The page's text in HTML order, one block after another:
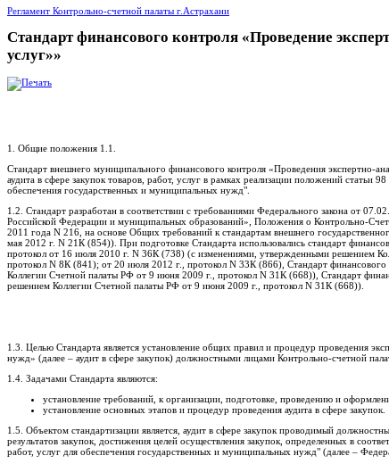
Регламент Контрольно-счетной палаты г.Астрахани
Стандарт финансового контроля «Проведение
услуг»»
1. Общие положения 1.1.
Стандарт внешнего муниципального финансового контроля «Проведения экспертно-
аудита в сфере закупок товаров, работ, услуг в рамках реализации положений статьи
обеспечения государственных и муниципальных нужд".
1.2. Стандарт разработан в соответствии с требованиями Федерального закона от
Российской Федерации и муниципальных образований», Положения о Контрольно-
2011 года N 216, на основе Общих требований к стандартам внешнего
мая 2012 г. N 21К (854)). При подготовке Стандарта использовались стандарт
протокол от 16 июля 2010 г. N 36К (738) (с изменениями, утвержденными решением
протокол N 8К (841); от 20 июля 2012 г., протокол N 33К (866), Стандарт
Коллегии Счетной палаты РФ от 9 июня 2009 г., протокол N 31К (668)), Стандарт
решением Коллегии Счетной палаты РФ от 9 июня 2009 г., протокол N 31К (668)).
1.3. Целью Стандарта является установление общих правил и процедур проведения
нужд» (далее – аудит в сфере закупок) должностными лицами Контрольно-счетной
1.4. Задачами Стандарта являются:
установление требований, к организации, подготовке, проведению и
установление основных этапов и процедур проведения аудита в сфере закупок.
1.5. Объектом стандартизации является, аудит в сфере закупок проводимый
результатов закупок, достижения целей осуществления закупок, определенных в
работ, услуг для обеспечения государственных и муниципальных нужд" (далее –